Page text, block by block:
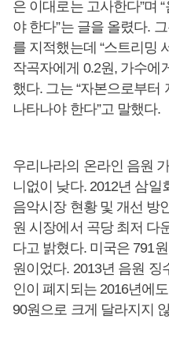
은 이대로는 고사한다”며
야 한다”는 글을 올렸다.
를 지적했는데 “스트리밍
작곡자에게 0.2원, 가수에
했다. 그는 “자본으로부
나타나야 한다”고 말했다.
우리나라의 온라인 음원
니없이 낮다. 2012년 삼일
음악시장 현황 및 개선 방
원 시장에서 곡당 최저 다
다고 밝혔다. 미국은 791
원이었다. 2013년 음원
인이 폐지되는 2016년에
90원으로 크게 달라지지